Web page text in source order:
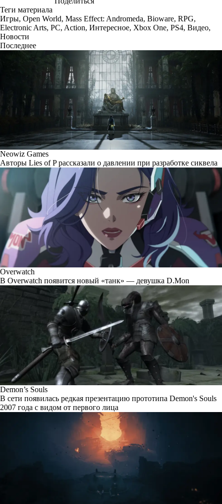
Теги материала
Игры, Open World, Mass Effect: Andromeda, Bioware, RPG,
Electronic Arts, PC, Action, Интересное, Xbox One, PS4, Видео,
Новости
Последнее
Neowiz Games
Авторы Lies of P рассказали о давлении при разработке сиквела
Overwatch
В Overwatch появится новый «танк» — девушка D.Mon
Demon’s Souls
В сети появилась редкая презентацию прототипа Demon's Souls
2007 года с видом от первого лица